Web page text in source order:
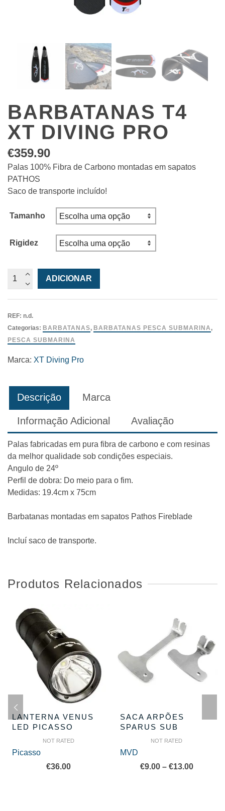
BARBATANAS T4
XT DIVING PRO
€359.90
Palas 100% Fibra de Carbono montadas em sapatos
PATHOS
Saco de transporte incluído!
Tamanho
Rigidez
Quantidade
Pro
ADICIONAR
REF: n.d.
Categorias: BARBATANAS, BARBATANAS PESCA SUBMARINA ,
PESCA SUBMARINA
Marca: XT Diving Pro
Descrição Marca
Informação Adicional Avaliação
Palas fabricadas em pura fibra de carbono e com resinas
da melhor qualidade sob condições especiais.
Angulo de 24º
Perfil de dobra: Do meio para o fim.
Medidas: 19.4cm x 75cm
Barbatanas montadas em sapatos Pathos Fireblade
Incluí saco de transporte.
Produtos Relacionados
LANTERNA VENUS
LED PICASSO
NOT RATED
Picasso
€36.00
SACA ARPÕES
SPARUS SUB
NOT RATED
MVD
€9.00 – €13.00Price